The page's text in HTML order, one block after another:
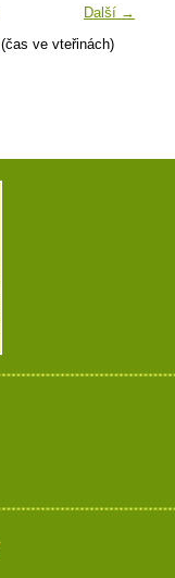
Další →
(čas ve vteřinách)